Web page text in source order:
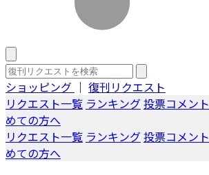
ショッピング ｜ 復刊リクエスト
リクエスト一覧 ランキング投票コメント
めての方へ
リクエスト一覧 ランキング投票コメント
めての方へ